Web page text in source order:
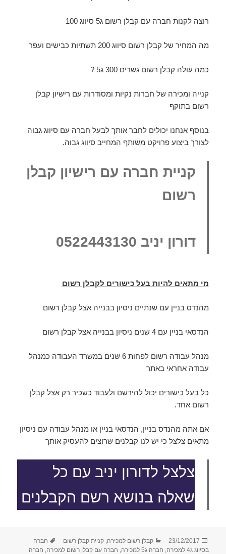
רוצה לקנות חברה עם קבלן רשום ג5 סיווג 100
מה המחיר של קבלן רשום סיווג 200 תשתיות כבישים ועפר
כמה עולה קבלן רשום גשרים 300 ג5 ?
קנייה ומכירה של חברות נקיות ומסודרות עם רישיון קבלן
רשום בתוקף
בנוסף אנחנו יכולים לחבר אותך לבעל חברה עם סיווג גבוה
לצורך ביצוע פרויקט משותף המחייב סיווג גבוה.
קניית חברה עם רישיון קבלן
רשום
דורון יניב 0522443130
מי מתאים להיות בעל כישורים לקבלן רשום
מהנדס בניין עם שנתיים ניסיון בבנייה אצל קבלן רשום
הנדסאי בניין עם 4 שנים ניסיון בבנייה אצל קבלן רשום
מנהל עבודה רשום לפחות 6 שנים במשרד העבודה כמנהל
עבודה אחראי באתר
כל בעל כישורים יכול להירשם ולעבוד כשכיר רק אצל קבלן
רשום אחד.
אם אתה מהנדס בניין, הנדסאי בניין או מנהל עבודה עם ניסיון
מתאים צלצל כי יש לנו קבלנים שרוצים להעסיק אותך
צלצל לדורון יניב עם כל
שאלה בנושא רשם הקבלנים
פורסם
בתאריך
23/12/2017 קטגוריות
קבלן רשום למכירה ,קניית קבלן רשום תגיות
חברה
בסיווג ג4 למכירה
חברה ג5 למכירה חברה עם קבלן רשום למכירה חברה